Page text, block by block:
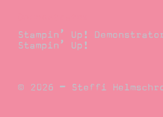
Stampin’ Up!
Stampin’ Up!
© 2026 – Steffi